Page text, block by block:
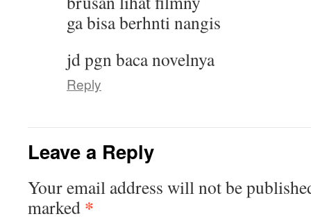
ga bisa berhnti nangis
jd pgn baca novelnya
Reply
Leave a Reply
Your email address will not be
marked *